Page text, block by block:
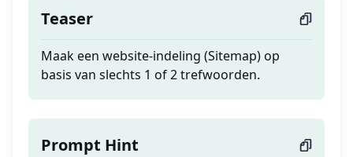
Teaser
Maak een website-indeling (Sitemap) op
basis van slechts 1 of 2 trefwoorden.
Prompt Hint